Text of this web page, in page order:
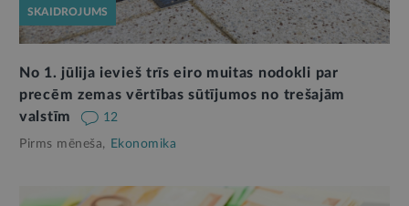
SKAIDROJUMS
No 1. jūlija ievieš trīs eiro muitas nodokli par
precēm zemas vērtības sūtījumos no trešajām
valstīm
12
Pirms mēneša, Ekonomika